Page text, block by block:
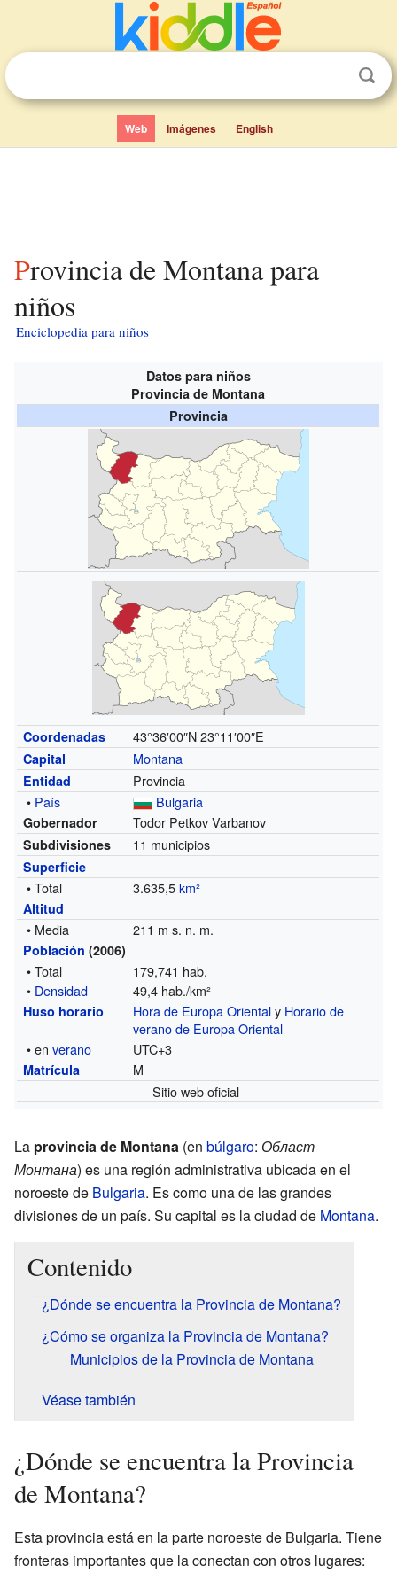
Web Imágenes English
Provincia de Montana para
niños
Enciclopedia para niños
Datos para niños
Provincia de Montana
Provincia
Coordenadas 43°36′00″N 23°11′00″E
Capital Montana
Entidad
Provincia
• País Bulgaria
Gobernador Todor Petkov Varbanov
Subdivisiones 11 municipios
Superficie
• Total 3.635,5km²
Altitud
• Media 211 m s. n. m.
Población (2006)
• Total
179,741 hab.
• Densidad 49,4 hab./km²
Huso horario Hora de Europa Orientaly Horario de
verano de Europa Oriental
• enverano UTC+3
Matrícula
M
Sitio web oficial
La provincia de Montana (en búlgaro: Област
Монтана) es una región administrativa ubicada en el
noroeste de Bulgaria. Es como una de las grandes
divisiones de un país. Su capital es la ciudad de Montana.
Contenido
¿Dónde se encuentra la Provincia de Montana?
¿Cómo se organiza la Provincia de Montana?
Municipios de la Provincia de Montana
Véase también
¿Dónde se encuentra la Provincia
de Montana?
Esta provincia está en la parte noroeste de Bulgaria. Tiene
fronteras importantes que la conectan con otros lugares: